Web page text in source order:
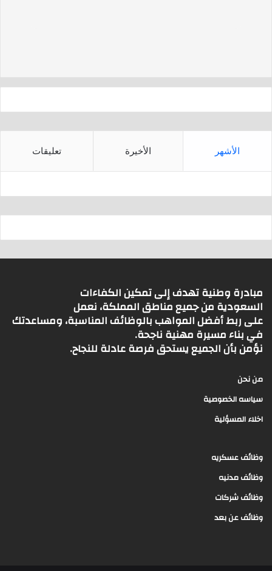
p
الأشهر الأخيرة تعليقات
مبادرة وطنية تهدف إلى تمكين الكفاءات
السعودية من جميع مناطق المملكة، نعمل
على ربط أفضل المواهب بالوظائف المناسبة، ومساعدتك
في بناء مسيرة مهنية ناجحة.
نؤمن بأن الجميع يستحق فرصة عادلة للنجاح.
من نحن
سياسه الخصوصية
اخلاء المسؤلية
وظائف عسكريه
وظائف مدنيه
وظائف شركات
وظائف عن بعد